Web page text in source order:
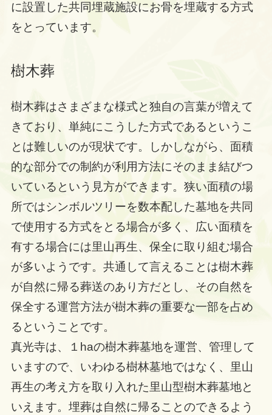
に設置した共同埋蔵施設にお骨を埋蔵する方式
をとっています。
樹木葬
樹木葬はさまざまな様式と独自の言葉が増えて
きており、単純にこうした方式であるというこ
とは難しいのが現状です。しかしながら、面積
的な部分での制約が利用方法にそのまま結びつ
いているという見方ができます。狭い面積の場
所ではシンボルツリーを数本配した墓地を共同
で使用する方式をとる場合が多く、広い面積を
有する場合には里山再生、保全に取り組む場合
が多いようです。共通して言えることは樹木葬
が自然に帰る葬送のあり方だとし、その自然を
保全する運営方法が樹木葬の重要な一部を占め
るということです。
真光寺は、１haの樹木葬墓地を運営、管理して
いますので、いわゆる樹林墓地ではなく、里山
再生の考え方を取り入れた里山型樹木葬墓地と
いえます。埋葬は自然に帰ることのできるよう